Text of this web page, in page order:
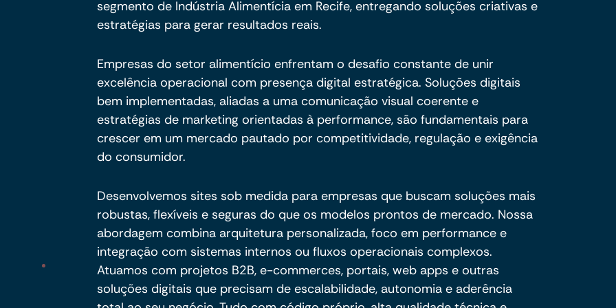
segmento de Indústria Alimentícia em Recife, entregando soluções criativas e
estratégias para gerar resultados reais.
Empresas do setor alimentício enfrentam o desafio constante de unir
excelência operacional com presença digital estratégica. Soluções digitais
bem implementadas, aliadas a uma comunicação visual coerente e
estratégias de marketing orientadas à performance, são fundamentais para
crescer em um mercado pautado por competitividade, regulação e exigência
do consumidor.
Desenvolvemos sites sob medida para empresas que buscam soluções mais
robustas, flexíveis e seguras do que os modelos prontos de mercado. Nossa
abordagem combina arquitetura personalizada, foco em performance e
integração com sistemas internos ou fluxos operacionais complexos.
Atuamos com projetos B2B, e-commerces, portais, web apps e outras
soluções digitais que precisam de escalabilidade, autonomia e aderência